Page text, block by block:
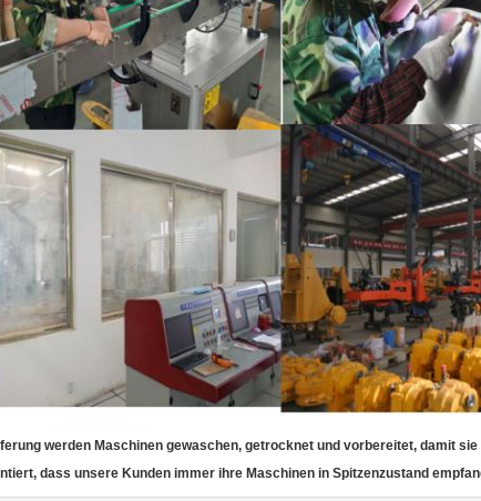
werden Maschinen gewaschen, getrocknet und vorbereitet, damit
dass unsere Kunden immer ihre Maschinen in Spitzenzustand